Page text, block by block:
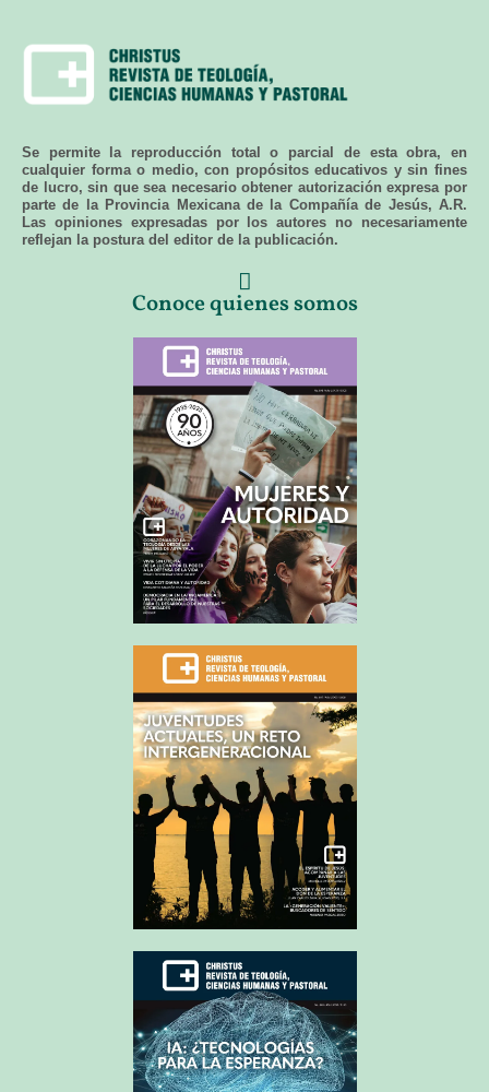
Se permite la reproducción total o parcial de esta obra, en
cualquier forma o medio, con propósitos educativos y sin fines
de lucro, sin que sea necesario obtener autorización expresa por
parte de la Provincia Mexicana de la Compañía de Jesús, A.R.
Las opiniones expresadas por los autores no necesariamente
reflejan la postura del editor de la publicación.
Conoce quienes somos